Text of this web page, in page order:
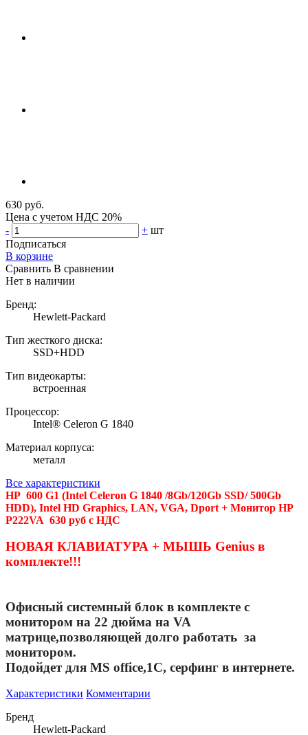
630 руб.
Цена с учетом НДС 20%
-
+ шт
Подписаться
В корзине
Сравнить В сравнении
Нет в наличии
Бренд:
Hewlett-Packard
Тип жесткого диска:
SSD+HDD
Тип видеокарты:
встроенная
Процессор:
Intel® Celeron G 1840
Материал корпуса:
металл
Все характеристики
HP 600 G1 (Intel Celeron G 1840 /8Gb/120Gb SSD/ 500Gb
HDD), Intel HD Graphics, LAN, VGA, Dport + Монитор HP
P222VA 630 руб с НДС
НОВАЯ КЛАВИАТУРА + МЫШЬ Genius в
комплекте!!!
Офисный системный блок в комплекте с
монитором на 22 дюйма на VA
матрице,позволяющей долго работать за
монитором.
Подойдет для MS office,1C, серфинг в интернете.
Характеристики Комментарии
Бренд
Hewlett-Packard